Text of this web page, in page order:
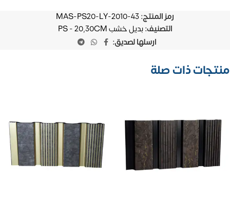
رمز المنتج:MAS-PS20-LY-2010-43
التصنيف:بديل خشب PS - 20,30CM
ارسلها لصديق:
منتجات ذات صلة